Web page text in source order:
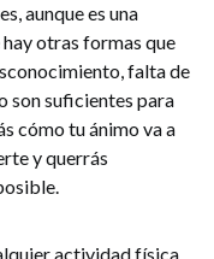
aunque es una
otras formas que
falta de
son suficientes para
cómo tu ánimo va a
y querrás
actividad física